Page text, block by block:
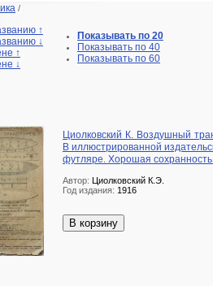
/
↑
↓
↑
↓
Показывать по 20
Показывать по 40
Показывать по 60
Циолковский К. Воздушный
В иллюстрированной
футляре. Хорошая
Автор: Циолковский К.Э.
Год издания: 1916
В корзину